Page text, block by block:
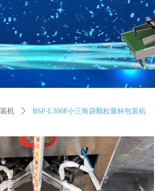
机 ꄲ BSP-L300P小三角袋颗粒量杯包装机